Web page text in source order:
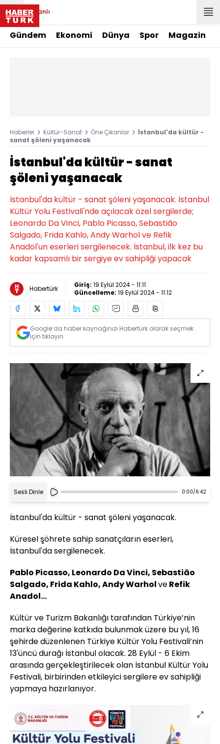
Canlı
Gündem Ekonomi Dünya Spor Magazin
Haberler Kültür-Sanat Öne Çıkanlar
İstanbul'da kültür -
sanat şöleni yaşanacak
İstanbul'da kültür - sanat
şöleni yaşanacak
İstanbul'da kültür - sanat şöleni yaşanacak. İstanbul
Kültür Yolu Festivali'nde açılacak özel sergilerde;
Leonardo Da Vinci, Pablo Picasso, Sebastião
Salgado, Frida Kahlo, Andy Warhol ve Refik
Anadol'un eserleri sergilenecek. İstanbul, ilk kez bu
kadar kapsamlı bir sergiye ev sahipliği yapacak
Habertürk Giriş: 19 Eylül 2024 - 11:11
Güncelleme: 19 Eylül 2024 - 11:12
Google’da haber kaynağınızı Habertürk olarak seçmek
için tıklayın
Sesli Dinle 0:00/6:42
İstanbul'da kültür - sanat şöleni yaşanacak.
Küresel şöhrete sahip sanatçıların eserleri,
İstanbul'da sergilenecek.
Pablo Picasso, Leonardo Da Vinci, Sebastião
Salgado, Frida Kahlo, Andy WarholveRefik
Anadol...
Kültür ve Turizm Bakanlığı tarafından Türkiye’nin
marka değerine katkıda bulunmak üzere bu yıl, 16
şehirde düzenlenen Türkiye Kültür Yolu Festivali’nin
13'üncü durağı İstanbul olacak. 28 Eylül - 6 Ekim
arasında gerçekleştirilecek olan İstanbul Kültür Yolu
Festivali, birbirinden etkileyici sergilere ev sahipliği
yapmaya hazırlanıyor.